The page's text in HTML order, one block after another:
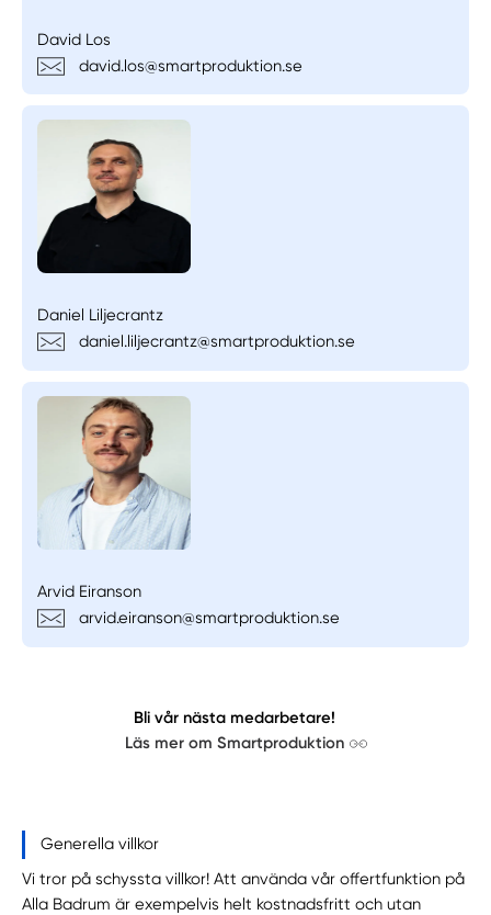
David Los
david.los@smartproduktion.se
Daniel Liljecrantz
daniel.liljecrantz@smartproduktion.se
Arvid Eiranson
arvid.eiranson@smartproduktion.se
Bli vår nästa medarbetare!
Läs mer om Smartproduktion
Generella villkor
Vi tror på schyssta villkor! Att använda vår offertfunktion på
Alla Badrum är exempelvis helt kostnadsfritt och utan